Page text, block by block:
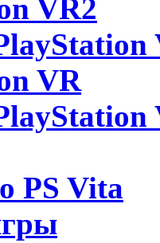
VR2
VR
PS Vita